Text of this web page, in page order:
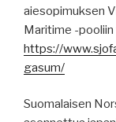
aiesopimuksen
Maritime -pooliin
https://
gasum/
Suomalaisen